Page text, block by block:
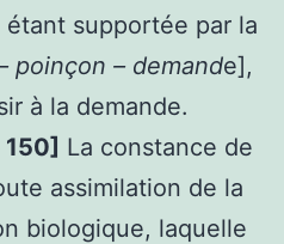
supportée par la
poinçon – demande],
à la demande.
La constance de
assimilation de la
biologique, laquelle